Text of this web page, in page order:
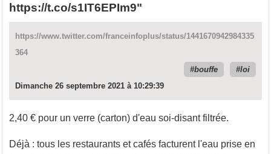
https://t.co/s1IT6EPIm9"
https://www.twitter.com/franceinfoplus/status/1441670942984335
364
bouffe
loi
Dimanche 26 septembre 2021 à 10:29:39
2,40 € pour un verre (carton) d'eau soi-disant filtrée.
Déjà : tous les restaurants et cafés facturent l'eau prise en